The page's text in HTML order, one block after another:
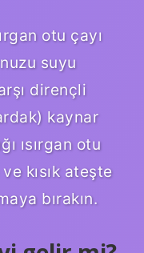
otu çayı
suyu
dirençli
kaynar
ısırgan otu
kısık ateşte
bırakın.